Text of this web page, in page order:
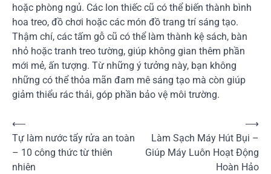
hoặc phòng ngủ. Các lon thiếc cũ có thể biến thành bình
hoa treo, đồ chơi hoặc các món đồ trang trí sáng tạo.
Thậm chí, các tấm gỗ cũ có thể làm thành kệ sách, bàn
nhỏ hoặc tranh treo tường, giúp không gian thêm phần
mới mẻ, ấn tượng. Từ những ý tưởng này, bạn không
những có thể thỏa mãn đam mê sáng tạo mà còn giúp
giảm thiểu rác thải, góp phần bảo vệ môi trường.
Điều
hướng
bài
⟵
Tự làm nước tẩy rửa an toàn
– 10 công thức từ thiên
nhiên
Làm Sạch Máy Hút Bụi –
Giúp Máy Luôn Hoạt Động
Hoàn Hảo
⟶